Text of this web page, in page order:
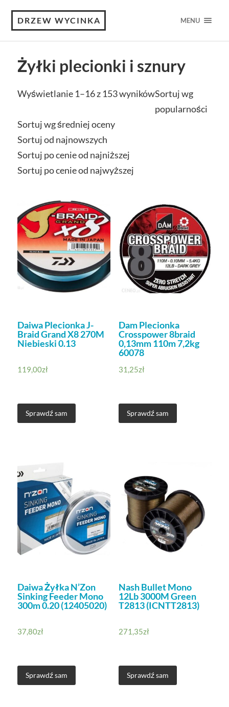
DRZEW WYCINKA MENU
Żyłki plecionki i sznury
Wyświetlanie 1–16 z 153 wynikówSortuj wg
popularności
Sortuj wg średniej oceny
Sortuj od najnowszych
Sortuj po cenie od najniższej
Sortuj po cenie od najwyższej
Daiwa Plecionka J-
Braid Grand X8 270M
Niebieski 0.13
119,00zł
Sprawdź sam
Dam Plecionka
Crosspower 8braid
0,13mm 110m 7,2kg
60078
31,25zł
Sprawdź sam
Daiwa Żyłka N’Zon
Sinking Feeder Mono
300m 0.20 (12405020)
37,80zł
Sprawdź sam
Nash Bullet Mono
12Lb 3000M Green
T2813 (ICNTT2813)
271,35zł
Sprawdź sam